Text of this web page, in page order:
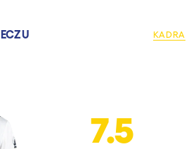
KADRA
7.5